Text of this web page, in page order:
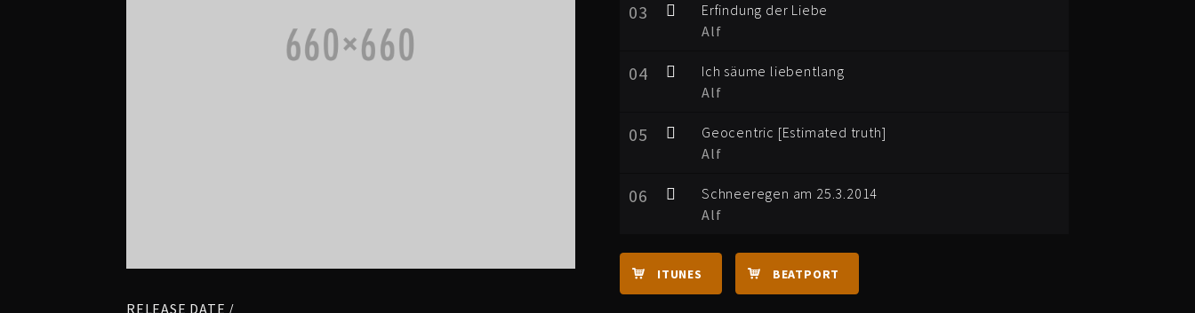
RELEASE DATE /
03
Erfindung der Liebe
Alf
04
Ich säume liebentlang
Alf
05
Geocentric [Estimated truth]
Alf
06
Schneeregen am 25.3.2014
Alf
ITUNES BEATPORT